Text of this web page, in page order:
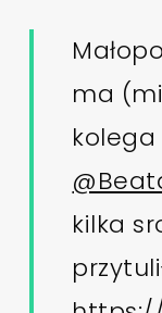
ma
kolega
kilka